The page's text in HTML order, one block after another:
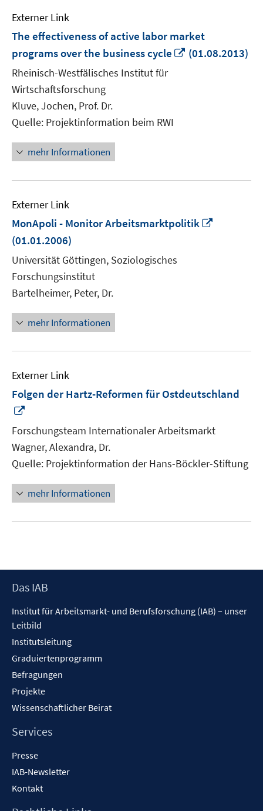
Externer Link
The effectiveness of active labor market
programs over the business cycle
In
(01.08.2013)
Rheinisch-Westfälisches Institut für
Wirtschaftsforschung
Kluve, Jochen, Prof. Dr.
Quelle: Projektinformation beim RWI
mehr Informationen
Externer Link
MonApoli - Monitor Arbeitsmarktpolitik
(01.01.2006)
Universität Göttingen, Soziologisches
Forschungsinstitut
Bartelheimer, Peter, Dr.
mehr Informationen
Externer Link
Folgen der Hartz-Reformen für Ostdeutschland
neuem
Fenster
öffnen
Forschungsteam Internationaler Arbeitsmarkt
Wagner, Alexandra, Dr.
Quelle: Projektinformation der Hans-Böckler-Stiftung
mehr Informationen
Footer
Das IAB
Institut für Arbeitsmarkt- und Berufsforschung (IAB) – unser
Leitbild
Institutsleitung
Graduiertenprogramm
Befragungen
Projekte
Wissenschaftlicher Beirat
Services
Presse
IAB-Newsletter
Kontakt